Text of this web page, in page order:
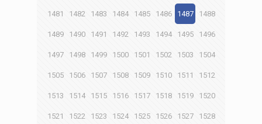
1481 1482 1483 1484 1485 1486 1487 1488
1489 1490 1491 1492 1493 1494 1495 1496
1497 1498 1499 1500 1501 1502 1503 1504
1505 1506 1507 1508 1509 1510 1511 1512
1513 1514 1515 1516 1517 1518 1519 1520
1521 1522 1523 1524 1525 1526 1527 1528